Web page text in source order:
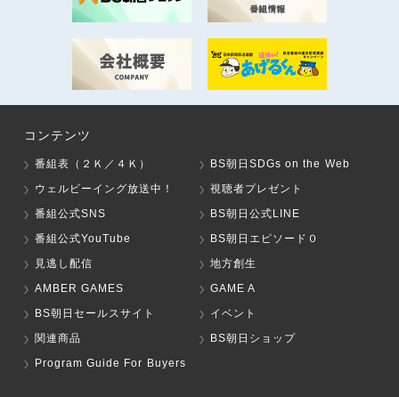
コンテンツ
番組表（２Ｋ／４Ｋ）
BS朝日SDGs on the Web
ウェルビーイング放送中！
視聴者プレゼント
番組公式SNS
BS朝日公式LINE
番組公式YouTube
BS朝日エピソード０
見逃し配信
地方創生
AMBER GAMES
GAME A
BS朝日セールスサイト
イベント
関連商品
BS朝日ショップ
Program Guide For Buyers